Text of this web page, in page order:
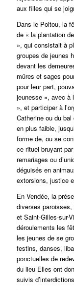
aux filles qui se
Dans le Poitou, la
de « la plantation
», qui consistait à
groupes de jeunes
devant les
mûres et sages
pour leur part,
jeunesse », avec à
», et participer à
Catherine ou du bal
en plus faible,
forme de, ou se
ce rituel bruyant
remariages ou
déguisés en
extorsions, justice
En Vendée, la
diverses
et Saint-Gilles-sur-
déroulements les
les jeunes de se
festins, danses,
ponctuelles de
du lieu Elles ont
suivis